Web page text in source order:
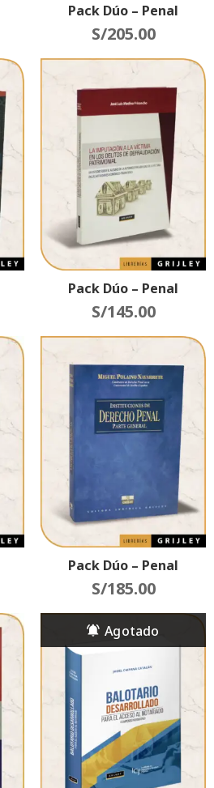
Pack Dúo – Penal
S/205.00
Pack Dúo – Penal
S/145.00
Pack Dúo – Penal
S/185.00